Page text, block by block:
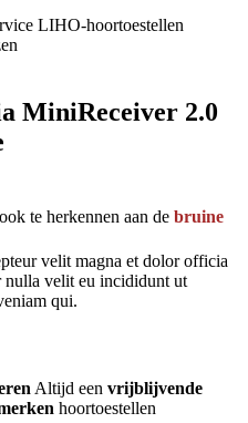
LIHO-hoortoestellen
MiniReceiver 2.0
te herkennen aan de bruine
velit magna et dolor officia
nulla velit eu incididunt ut
qui.
Altijd een vrijblijvende
hoortoestellen